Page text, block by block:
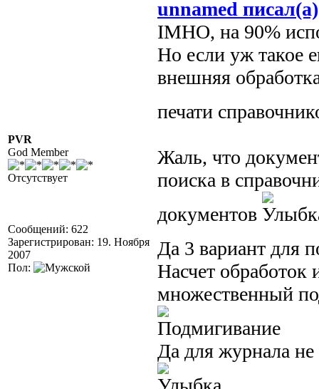
PVR
God Member
Отсутствует
Сообщений: 622
Зарегистрирован: 19. Ноября
2007
Пол:
unnamed писал(а)
IMHO, на 90%
Но если уж такое
внешняя
печати
Жаль, что
поиска в
документов
Да 3 вариант для
Насчет обработок
множественный
Да для журнала не